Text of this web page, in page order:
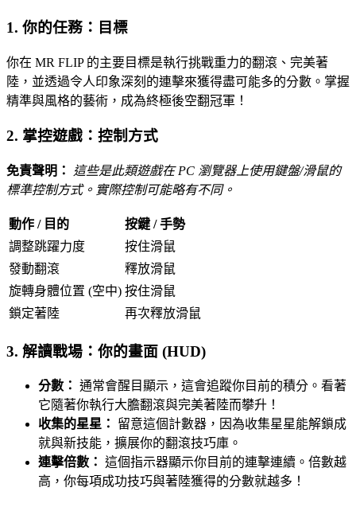
1. 你的任務：目標
你在 MR FLIP 的主要目標是執行挑戰重力的翻滾、完美著
陸，並透過令人印象深刻的連擊來獲得盡可能多的分數。掌握
精準與風格的藝術，成為終極後空翻冠軍！
2. 掌控遊戲：控制方式
免責聲明：
這些是此類遊戲在 PC 瀏覽器上使用鍵盤/滑鼠的
標準控制方式。實際控制可能略有不同。
動作 / 目的
按鍵 / 手勢
調整跳躍力度
按住滑鼠
發動翻滾
釋放滑鼠
旋轉身體位置 (空中) 按住滑鼠
鎖定著陸
再次釋放滑鼠
3. 解讀戰場：你的畫面 (HUD)
分數： 通常會醒目顯示，這會追蹤你目前的積分。看著
它隨著你執行大膽翻滾與完美著陸而攀升！
收集的星星：
留意這個計數器，因為收集星星能解鎖成
就與新技能，擴展你的翻滾技巧庫。
連擊倍數： 這個指示器顯示你目前的連擊連續。倍數越
高，你每項成功技巧與著陸獲得的分數就越多！